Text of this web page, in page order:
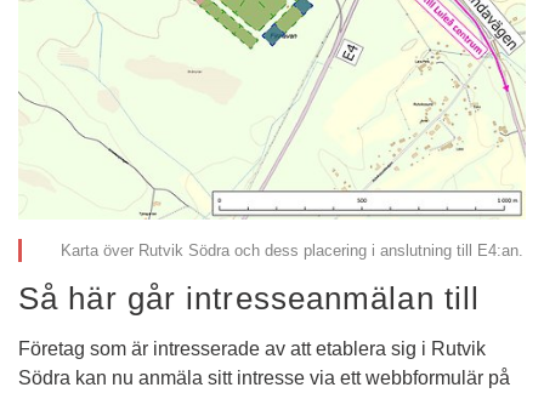
Karta över Rutvik Södra och dess placering i anslutning till E4:an.
Så här går intresseanmälan till
Företag som är intresserade av att etablera sig i Rutvik